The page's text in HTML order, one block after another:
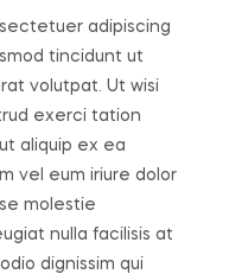
adipiscing
tincidunt ut
volutpat. Ut wisi
exerci tation
aliquip ex ea
vel eum iriure dolor
molestie
nulla facilisis at
dignissim qui